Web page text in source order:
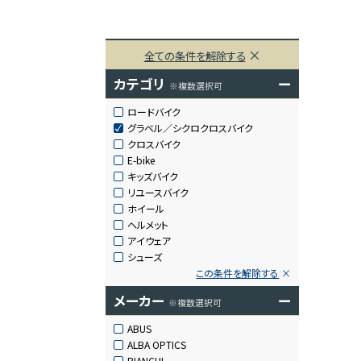
全ての条件を解除する
カテゴリ ※複数選択可 ー
ロードバイク
グラベル／シクロクロスバイク
クロスバイク
E-bike
キッズバイク
リユースバイク
ホイール
ヘルメット
アイウェア
シューズ
この条件を解除する
メーカー ※複数選択可 ー
ABUS
ALBA OPTICS